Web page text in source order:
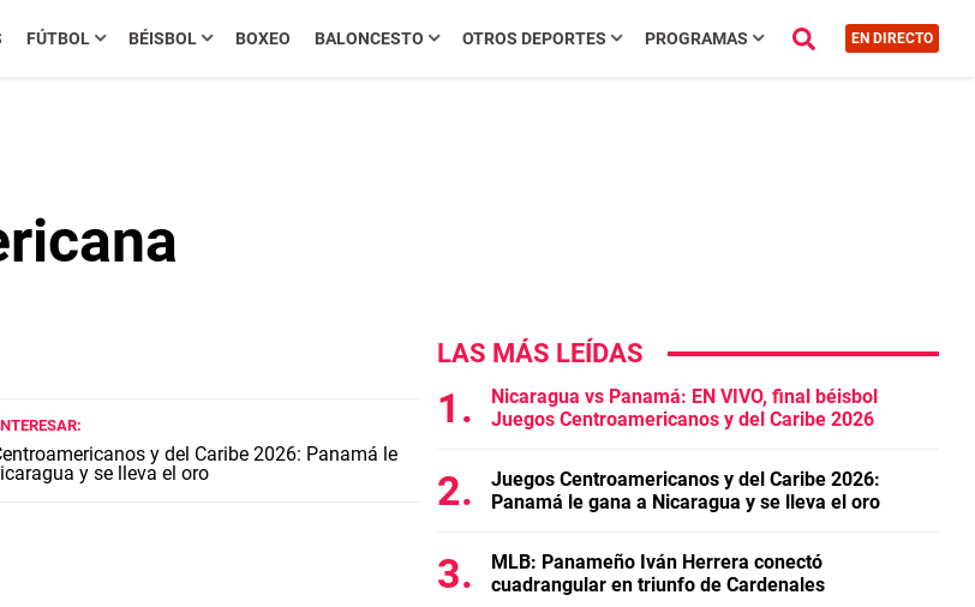
FÚTBOL BÉISBOL BOXEO BALONCESTO OTROS DEPORTES PROGRAMAS EN DIRECTO
y del Caribe 2026: Panamá le
y se lleva el oro
LAS MÁS LEÍDAS
Nicaragua vs Panamá: EN VIVO, final béisbol
Juegos Centroamericanos y del Caribe 2026
Juegos Centroamericanos y del Caribe 2026:
Panamá le gana a Nicaragua y se lleva el oro
MLB: Panameño Iván Herrera conectó
cuadrangular en triunfo de Cardenales